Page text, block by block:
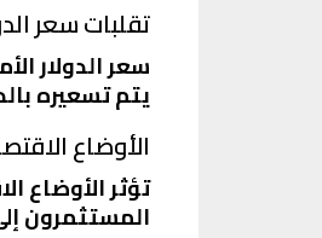
تقلبات سعر
سعر الدولار
يتم تسعيره
الأوضاع
تؤثر الأوضاع
المستثمرون